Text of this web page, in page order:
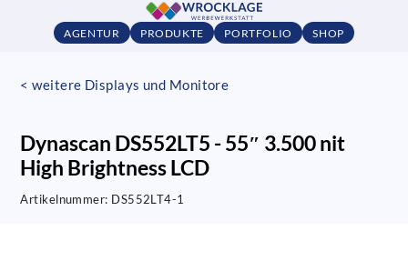
AGENTUR PRODUKTE PORTFOLIO SHOP
< weitere Displays und Monitore
Dynascan DS552LT5 - 55″ 3.500 nit
High Brightness LCD
Artikelnummer: DS552LT4-1